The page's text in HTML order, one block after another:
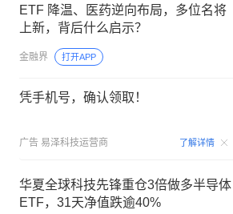
ETF 降温、医药逆向布局，多位名将
上新，背后什么启示？
金融界 打开APP
凭手机号，确认领取！
广告 易泽科技运营商 了解详情
华夏全球科技先锋重仓3倍做多半导体
ETF，31天净值跌逾40%